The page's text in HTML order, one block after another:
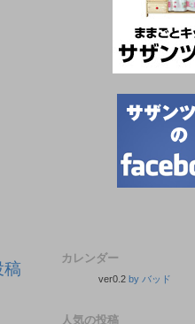
稿
カレンダー
ver0.2 by バッド
人気の投稿